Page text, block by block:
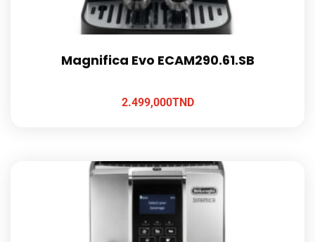
Magnifica Evo ECAM290.61.SB
2.499,000TND